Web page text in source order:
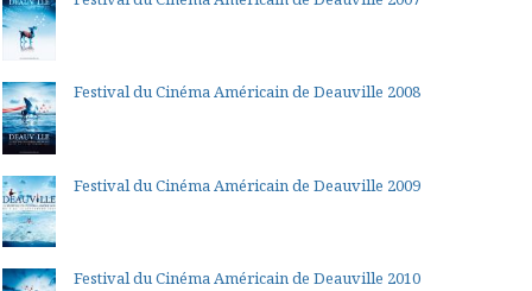
Festival du Cinéma Américain de Deauville 2008
Festival du Cinéma Américain de Deauville 2009
Festival du Cinéma Américain de Deauville 2010